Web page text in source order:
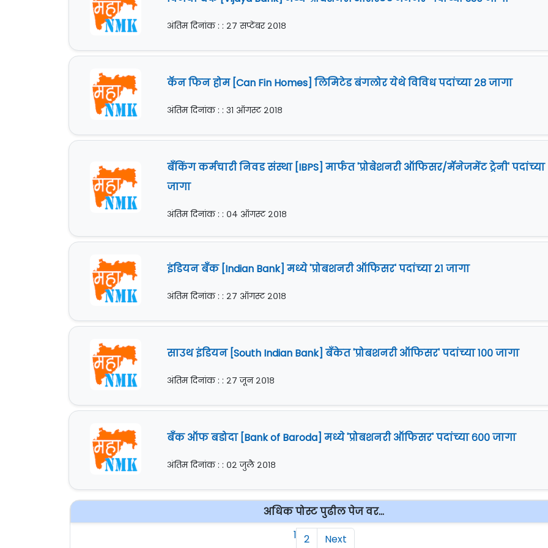
अंतिम दिनांक : : २७ सप्टेंबर २०१८
कॅन फिन होम [Can Fin Homes] लिमिटेड बंगलोर येथे विविध पदांच्या २८ जागा
अंतिम दिनांक : : ३१ ऑगस्ट २०१८
बँकिंग कर्मचारी निवड संस्था [IBPS] मार्फत 'प्रोबेशनरी ऑफिसर/मॅनेजमेंट ट्रेनी' पदांच्या
जागा
अंतिम दिनांक : : ०४ ऑगस्ट २०१८
इंडियन बँक [Indian Bank] मध्ये 'प्रोबशनरी ऑफिसर' पदांच्या २१ जागा
अंतिम दिनांक : : २७ ऑगस्ट २०१८
साउथ इंडियन [South Indian Bank] बँकेत 'प्रोबशनरी ऑफिसर' पदांच्या १०० जागा
अंतिम दिनांक : : २७ जून २०१८
बँक ऑफ बडोदा [Bank of Baroda] मध्ये 'प्रोबशनरी ऑफिसर' पदांच्या ६०० जागा
अंतिम दिनांक : : ०२ जुलै २०१८
अधिक पोस्ट पुढील पेज वर...
1 2 Next